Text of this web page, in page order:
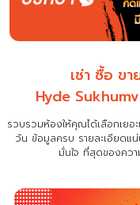
เช่า ซื้อ ข
Hyde
รวบรวมห้องให้คุณได้เลือกเย
วัน ข้อมูลครบ รายละเอียดแ
มั่นใจ ที่สุดของคว